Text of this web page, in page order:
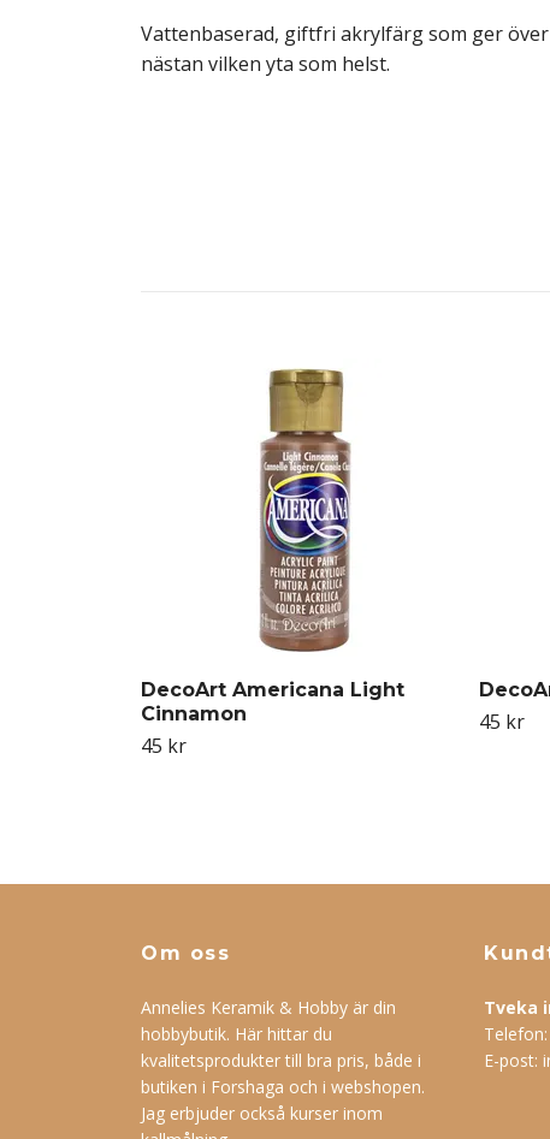
Vattenbaserad, giftfri akrylfärg som ger
nästan vilken yta som helst.
DecoArt Americana Light
Cinnamon
45 kr
45 kr
Om oss
Annelies Keramik & Hobby är din
hobbybutik. Här hittar du
kvalitetsprodukter till bra pris, både i
butiken i Forshaga och i webshopen.
Jag erbjuder också kurser inom
Tveka
Telefon:
E-post: